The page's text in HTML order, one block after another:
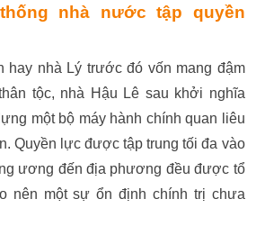
nhà nước tập quyền
hay nhà Lý trước đó vốn mang đậm
tộc, nhà Hậu Lê sau khởi nghĩa
một bộ máy hành chính quan liêu
Quyền lực được tập trung tối đa vào
ương đến địa phương đều được tổ
nên một sự ổn định chính trị chưa